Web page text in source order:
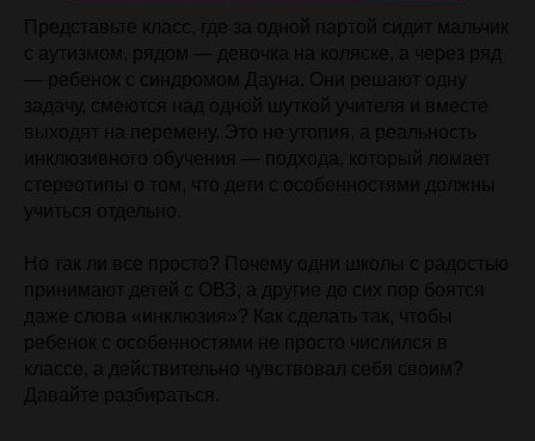
Представьте класс, где за одной партой сидит мальчик
с аутизмом, рядом — девочка на коляске, а через ряд
— ребенок с синдромом Дауна. Они решают одну
задачу, смеются над одной шуткой учителя и вместе
выходят на перемену. Это не утопия, а реальность
инклюзивного обучения — подхода, который ломает
стереотипы о том, что дети с особенностями должны
учиться отдельно.
Но так ли все просто? Почему одни школы с радостью
принимают детей с ОВЗ, а другие до сих пор боятся
даже слова «инклюзия»? Как сделать так, чтобы
ребенок с особенностями не просто числился в
классе, а действительно чувствовал себя своим?
Давайте разбираться.